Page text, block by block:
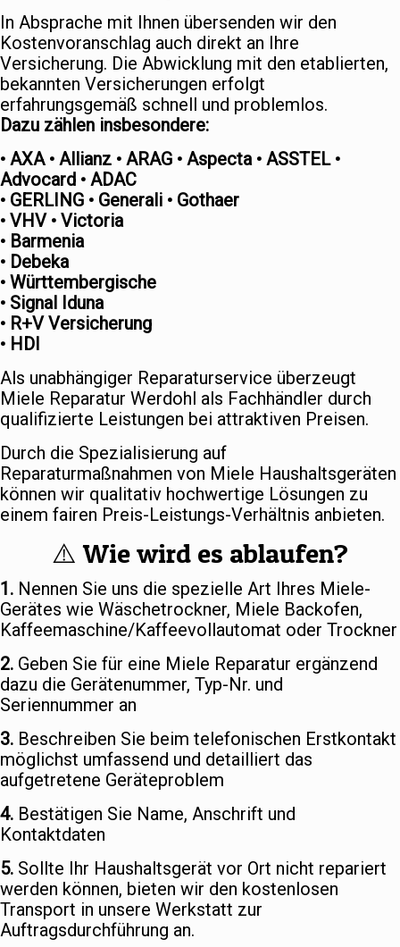
In Absprache mit Ihnen übersenden wir den
Kostenvoranschlag auch direkt an Ihre
Versicherung. Die Abwicklung mit den etablierten,
bekannten Versicherungen erfolgt
erfahrungsgemäß schnell und problemlos.
Dazu zählen insbesondere:
• AXA • Allianz • ARAG • Aspecta • ASSTEL •
Advocard • ADAC
• GERLING • Generali • Gothaer
• VHV • Victoria
• Barmenia
• Debeka
• Württembergische
• Signal Iduna
• R+V Versicherung
• HDI
Als unabhängiger Reparaturservice überzeugt
Miele Reparatur Werdohl als Fachhändler durch
qualifizierte Leistungen bei attraktiven Preisen.
Durch die Spezialisierung auf
Reparaturmaßnahmen von Miele Haushaltsgeräten
können wir qualitativ hochwertige Lösungen zu
einem fairen Preis-Leistungs-Verhältnis anbieten.
⚠️ Wie wird es ablaufen?
1. Nennen Sie uns die spezielle Art Ihres Miele-
Gerätes wie Wäschetrockner, Miele Backofen,
Kaffeemaschine/Kaffeevollautomat oder Trockner
2. Geben Sie für eine Miele Reparatur ergänzend
dazu die Gerätenummer, Typ-Nr. und
Seriennummer an
3. Beschreiben Sie beim telefonischen Erstkontakt
möglichst umfassend und detailliert das
aufgetretene Geräteproblem
4. Bestätigen Sie Name, Anschrift und
Kontaktdaten
5. Sollte Ihr Haushaltsgerät vor Ort nicht repariert
werden können, bieten wir den kostenlosen
Transport in unsere Werkstatt zur
Auftragsdurchführung an.